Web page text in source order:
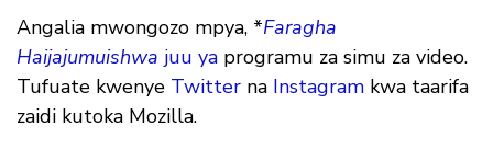
Angalia mwongozo mpya, *Faragha
Haijajumuishwa juu ya programu za simu za video.
Tufuate kwenye Twitter na Instagram kwa taarifa
zaidi kutoka Mozilla.